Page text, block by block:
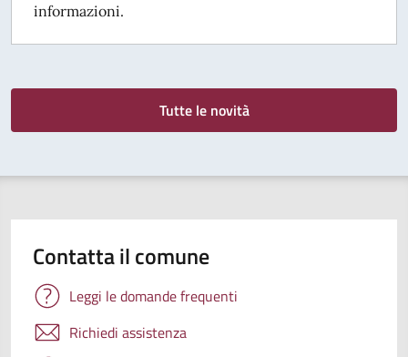
informazioni.
Tutte le novità
Contatta il comune
Leggi le domande frequenti
Richiedi assistenza